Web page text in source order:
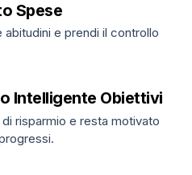
Spese
abitudini e prendi il controllo
Intelligente Obiettivi
risparmio e resta motivato